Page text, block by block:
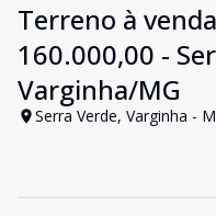
Terreno à
160.000,00 -
Varginha/MG
Serra Verde, Varginha -